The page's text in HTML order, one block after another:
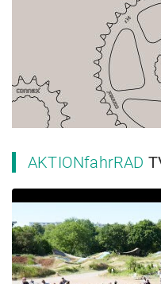
AKTIONfahrRAD
2023 NRW